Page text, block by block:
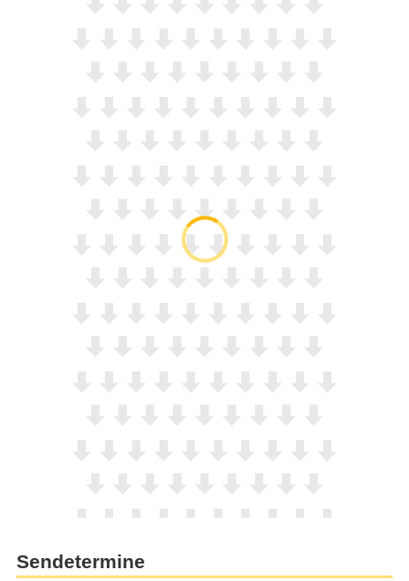
Sendetermine